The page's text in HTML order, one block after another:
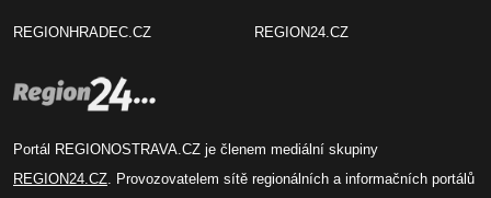
REGIONHRADEC.CZ REGION24.CZ
Portál REGIONOSTRAVA.CZ je členem mediální skupiny
REGION24.CZ . Provozovatelem sítě regionálních a informačních portálů